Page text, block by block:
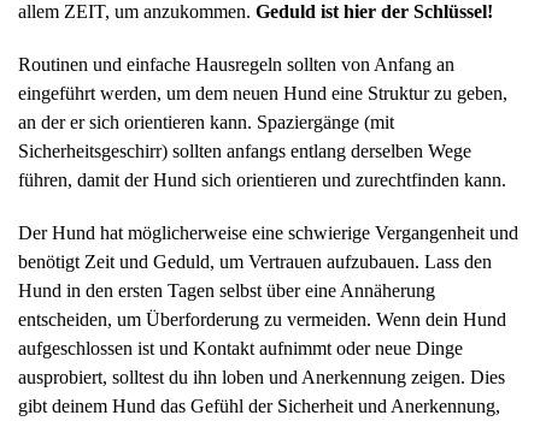
allem ZEIT, um anzukommen. Geduld ist hier der Schlüssel!
Routinen und einfache Hausregeln sollten von Anfang an
eingeführt werden, um dem neuen Hund eine Struktur zu geben,
an der er sich orientieren kann. Spaziergänge (mit
Sicherheitsgeschirr) sollten anfangs entlang derselben Wege
führen, damit der Hund sich orientieren und zurechtfinden kann.
Der Hund hat möglicherweise eine schwierige Vergangenheit und
benötigt Zeit und Geduld, um Vertrauen aufzubauen. Lass den
Hund in den ersten Tagen selbst über eine Annäherung
entscheiden, um Überforderung zu vermeiden. Wenn dein Hund
aufgeschlossen ist und Kontakt aufnimmt oder neue Dinge
ausprobiert, solltest du ihn loben und Anerkennung zeigen. Dies
gibt deinem Hund das Gefühl der Sicherheit und Anerkennung,